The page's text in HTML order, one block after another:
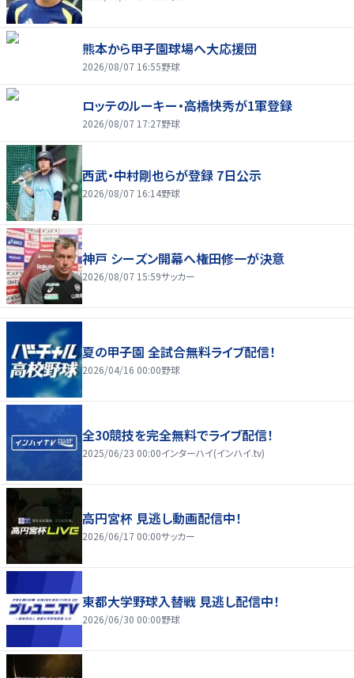
熊本から甲子園球場へ大応援団
2026/08/07 16:55野球
ロッテのルーキー・高橋快秀が1軍登録
2026/08/07 17:27野球
西武・中村剛也らが登録 7日公示
2026/08/07 16:14野球
神戸 シーズン開幕へ権田修一が決意
2026/08/07 15:59サッカー
夏の甲子園 全試合無料ライブ配信！
2026/04/16 00:00野球
全30競技を完全無料でライブ配信！
2025/06/23 00:00インターハイ(インハイ.tv)
高円宮杯 見逃し動画配信中！
2026/06/17 00:00サッカー
東都大学野球入替戦 見逃し配信中！
2026/06/30 00:00野球